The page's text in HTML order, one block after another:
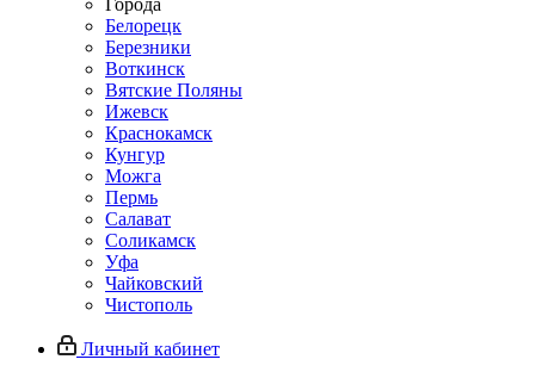
Города
Белорецк
Березники
Воткинск
Вятские Поляны
Ижевск
Краснокамск
Кунгур
Можга
Пермь
Салават
Соликамск
Уфа
Чайковский
Чистополь
Личный кабинет